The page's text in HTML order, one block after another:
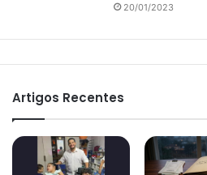
20/01/2023
Artigos Recentes